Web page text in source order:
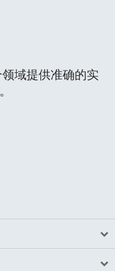
域提供准确的实